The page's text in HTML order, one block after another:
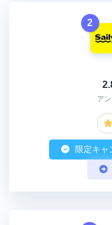
2
ア
限定キャ